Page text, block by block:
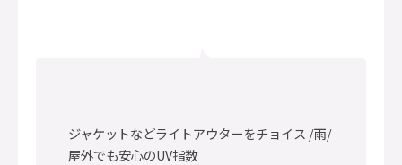
ジャケットなどライトアウターをチョイス /雨/
屋外でも安心のUV指数